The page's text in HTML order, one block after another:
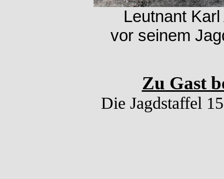
Leutnant
vor seinem
Zu Gast
Die Jagdstaffel